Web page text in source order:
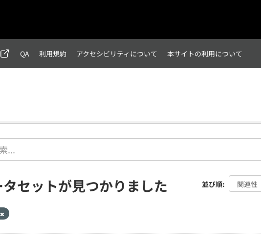
QA 利用規約 アクセシビリティについて 本サイトの利用について
並び順
セットが見つかりました